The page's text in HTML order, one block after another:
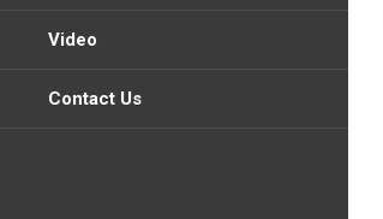
Video
Contact Us